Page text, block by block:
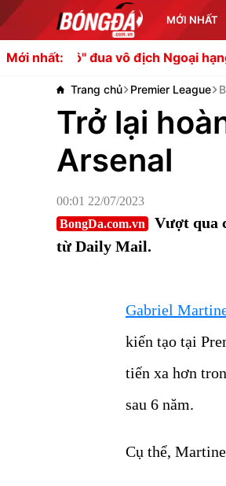
MỚI NHẤT
Mới nhất:
địch Ngoại hạng Anh MU
Trang chủ Premier League
Trở lại
Arsenal
00:01 22/07/2023
BongDa.com.vn
Vượt qua
từ Daily Mail.
Gabriel
kiến tạo tại
tiến xa hơn
sau 6 năm.
Cụ thể,